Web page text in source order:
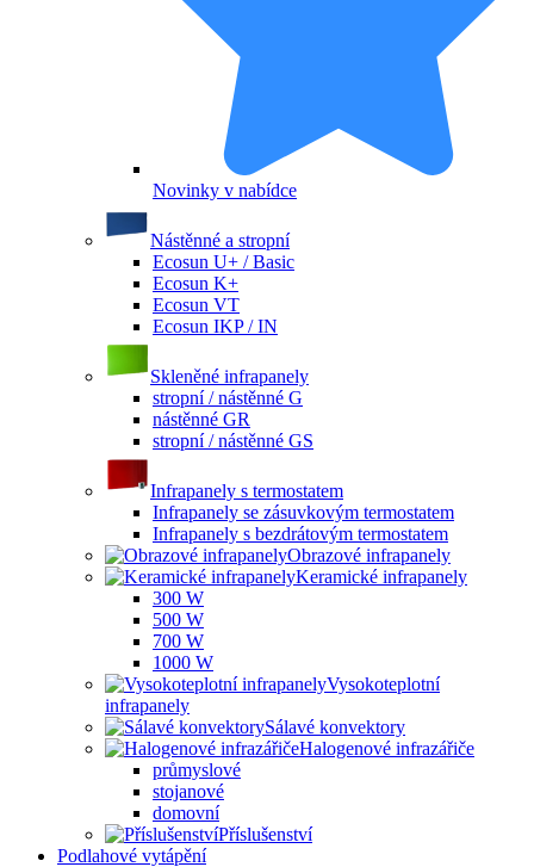
Novinky v nabídce
Nástěnné a stropní
Ecosun U+ / Basic
Ecosun K+
Ecosun VT
Ecosun IKP / IN
Skleněné infrapanely
stropní / nástěnné G
nástěnné GR
stropní / nástěnné GS
Infrapanely s termostatem
Infrapanely se zásuvkovým termostatem
Infrapanely s bezdrátovým termostatem
Obrazové infrapanely
Keramické infrapanely
300 W
500 W
700 W
1000 W
Vysokoteplotní
infrapanely
Sálavé konvektory
Halogenové infrazářiče
průmyslové
stojanové
domovní
Příslušenství
Podlahové vytápění